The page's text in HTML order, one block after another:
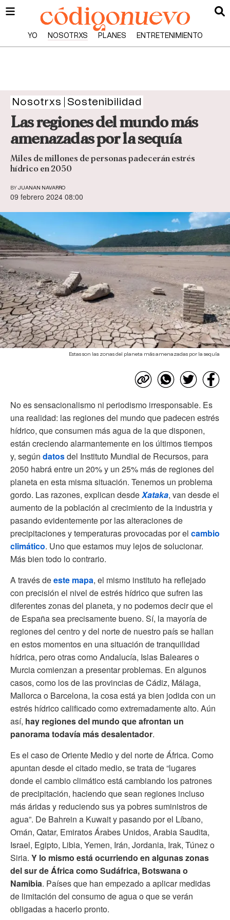
YO NOSOTRXS PLANES ENTRETENIMIENTO
Nosotrxs Sostenibilidad
Las regiones del mundo más
amenazadas por la sequía
Miles de millones de personas padecerán estrés
hídrico en 2050
BY JUANAN NAVARRO
09 febrero 2024 08:00
Estas son las zonas del planeta más amenazadas por la sequía
No es sensacionalismo ni periodismo irresponsable. Es
una realidad: las regiones del mundo que padecen estrés
hídrico, que consumen más agua de la que disponen,
están creciendo alarmantemente en los últimos tiempos
y, según datosdel Instituto Mundial de Recursos, para
2050 habrá entre un 20% y un 25% más de regiones del
planeta en esta misma situación. Tenemos un problema
gordo. Las razones, explican desdeXataka, van desde el
aumento de la población al crecimiento de la industria y
pasando evidentemente por las alteraciones de
precipitaciones y temperaturas provocadas por el cambio
climático. Uno que estamos muy lejos de solucionar.
Más bien todo lo contrario.
A través deeste mapa, el mismo instituto ha reflejado
con precisión el nivel de estrés hídrico que sufren las
diferentes zonas del planeta, y no podemos decir que el
de España sea precisamente bueno. Sí, la mayoría de
regiones del centro y del norte de nuestro país se hallan
en estos momentos en una situación de tranquilidad
hídrica, pero otras como Andalucía, Islas Baleares o
Murcia comienzan a presentar problemas. En algunos
casos, como los de las provincias de Cádiz, Málaga,
Mallorca o Barcelona, la cosa está ya bien jodida con un
estrés hídrico calificado como extremadamente alto. Aún
así, hay regiones del mundo que afrontan un
panorama todavía más desalentador.
Es el caso de Oriente Medio y del norte de África. Como
apuntan desde el citado medio, se trata de “lugares
donde el cambio climático está cambiando los patrones
de precipitación, haciendo que sean regiones incluso
más áridas y reduciendo sus ya pobres suministros de
agua”. De Bahrein a Kuwait y pasando por el Líbano,
Omán, Qatar, Emiratos Árabes Unidos, Arabia Saudita,
Israel, Egipto, Libia, Yemen, Irán, Jordania, Irak, Túnez o
Siria. Y lo mismo está ocurriendo en algunas zonas
del sur de África como Sudáfrica, Botswana o
Namibia. Países que han empezado a aplicar medidas
de limitación del consumo de agua o que se verán
obligadas a hacerlo pronto.